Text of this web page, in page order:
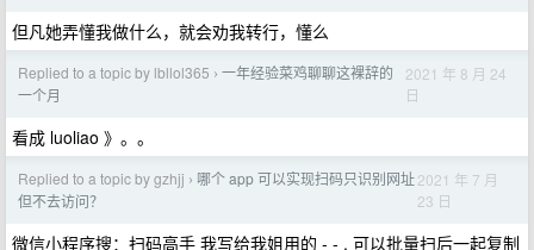
但凡她弄懂我做什么，就会劝我转行，懂么
Replied to a topic by lbllol365 › 一年经验菜鸡聊聊这裸辞的
一个月
2021 年 8 月 24
日
看成 luoliao 》。。
Replied to a topic by gzhjj › 哪个 app 可以实现扫码只识别网址
但不去访问？
2021 年 7 月
23 日
微信小程序搜：扫码高手 我写给我姐用的 - - , 可以批量扫后一起复制